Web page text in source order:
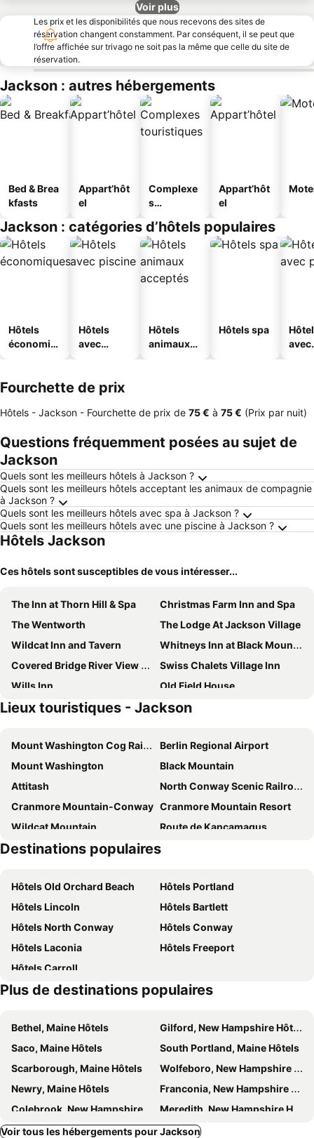
Voir plus
Les prix et les disponibilités que nous recevons des sites de
réservation changent constamment. Par conséquent, il se peut que
l’offre affichée sur trivago ne soit pas la même que celle du site de
réservation.
Jackson : autres hébergements
Bed & Brea
kfasts
Appart’hôt
el
Complexe
s
s
Appart’hôt
el
Jackson : catégories d’hôtels populaires
Hôtels
économiq
Hôtels
avec
Hôtels
animaux
Hôtels spa
avec
Fourchette de prix
Hôtels - Jackson - Fourchette de prix de ‎75 € à ‎75 € (Prix par nuit)
Questions fréquemment posées au sujet de
Jackson
Quels sont les meilleurs hôtels à Jackson ?
Quels sont les meilleurs hôtels acceptant les animaux de compagnie
à Jackson ?
Quels sont les meilleurs hôtels avec spa à Jackson ?
Quels sont les meilleurs hôtels avec une piscine à Jackson ?
Hôtels Jackson
Ces hôtels sont susceptibles de vous intéresser...
The Inn at Thorn Hill & Spa
Christmas Farm Inn and Spa
The Wentworth
The Lodge At Jackson Village
Wildcat Inn and Tavern
Whitneys Inn at Black Mountain
Covered Bridge River View Lodge
Swiss Chalets Village Inn
Wills Inn
Old Field House
Rated In The Top 10 New England Resorts
Hotel Indigo North Conway By Ihg
The Villager Motel
Stonehurst Manor
Cranmore Mountain Lodge Bed & Breakfast
White Mountain Hotel and Resort
Crown Ridge Resort
The Bartlett Inn
Kearsarge Inn
Fairfield by Marriott Inn & Suites North Conway
White Mountain Cottages
Red Jacket Mountain View And Indoor Water Park
Red Jacket Mountain View Resort
School House Inn
Hilton Garden Inn North Conway
Cambria Hotel North Conway
Cambria Hotel North Conway
Residence Inn North Conway
Hampton Inn & Suites North Conway
Yankee Clipper Inn, SureStay Collection by Best Western
Holiday Inn Express & Suites North Conway By Ihg
Quality Inn North Conway
The Green Granite North Conway, an Ascend Collection Hotel
The Glen House
Kancamagus Swift River Inn
Lieux touristiques - Jackson
Mount Washington Cog Railway
Berlin Regional Airport
Mount Washington
Black Mountain
Attitash
North Conway Scenic Railroad
Cranmore Mountain-Conway Cranmore Mountain Resort
Wildcat Mountain
Route de Kancamagus
Cannon Mountain
Waterville Valley Ski Resort
Shawnee Peak
Destinations populaires
Hôtels Old Orchard Beach
Hôtels Portland
Hôtels Lincoln
Hôtels Bartlett
Hôtels North Conway
Hôtels Conway
Hôtels Laconia
Hôtels Freeport
Hôtels Carroll
Plus de destinations populaires
Bethel, Maine Hôtels
Gilford, New Hampshire Hôtels
Saco, Maine Hôtels
South Portland, Maine Hôtels
Scarborough, Maine Hôtels
Wolfeboro, New Hampshire Hôtels
Newry, Maine Hôtels
Franconia, New Hampshire Hôtels
Colebrook, New Hampshire Hôtels
Meredith, New Hampshire Hôtels
Bridgton, Maine Hôtels
Bethlehem, New Hampshire Hôtels
Voir tous les hébergements pour Jackson